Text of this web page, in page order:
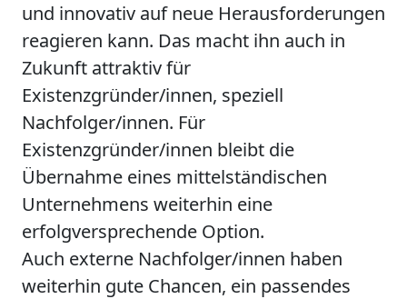
und innovativ auf neue Herausforderungen
reagieren kann. Das macht ihn auch in
Zukunft attraktiv für
Existenzgründer/innen, speziell
Nachfolger/innen. Für
Existenzgründer/innen bleibt die
Übernahme eines mittelständischen
Unternehmens weiterhin eine
erfolgversprechende Option.
Auch externe Nachfolger/innen haben
weiterhin gute Chancen, ein passendes